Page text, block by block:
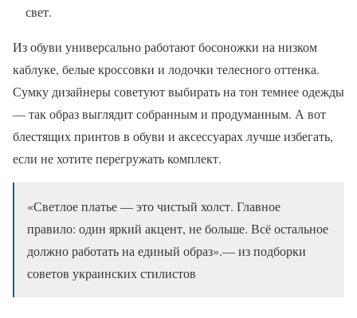
свет.
Из обуви универсально работают босоножки на низком
каблуке, белые кроссовки и лодочки телесного оттенка.
Сумку дизайнеры советуют выбирать на тон темнее одежды
— так образ выглядит собранным и продуманным. А вот
блестящих принтов в обуви и аксессуарах лучше избегать,
если не хотите перегружать комплект.
«Светлое платье — это чистый холст. Главное
правило: один яркий акцент, не больше. Всё остальное
должно работать на единый образ».— из подборки
советов украинских стилистов